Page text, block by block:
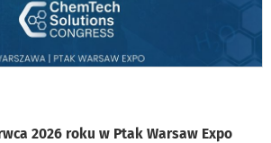
2026 roku w Ptak Warsaw Expo